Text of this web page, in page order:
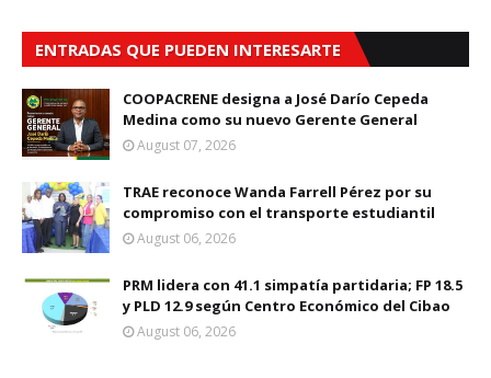
ENTRADAS QUE PUEDEN INTERESARTE
COOPACRENE designa a José Darío Cepeda
Medina como su nuevo Gerente General
August 07, 2026
TRAE reconoce Wanda Farrell Pérez por su
compromiso con el transporte estudiantil
August 06, 2026
PRM lidera con 41.1 simpatía partidaria; FP 18.5
y PLD 12.9 según Centro Económico del Cibao
August 06, 2026